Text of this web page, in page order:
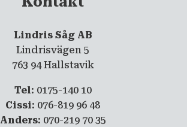
Lindris Såg AB
Lindrisvägen 5
763 94 Hallstavik
Tel: 0175-140 10
Cissi: 076-819 96 48
Anders: 070-219 70 35